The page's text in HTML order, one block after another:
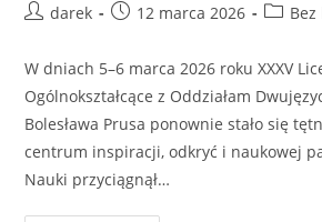
Postdarek
Post12 marca 2026
Post
W dniach 5–6 marca 2026 roku XXXV
Ogólnokształcące z Oddziałam
Bolesława Prusa ponownie stało się
centrum inspiracji, odkryć i naukowej
Nauki przyciągnął…